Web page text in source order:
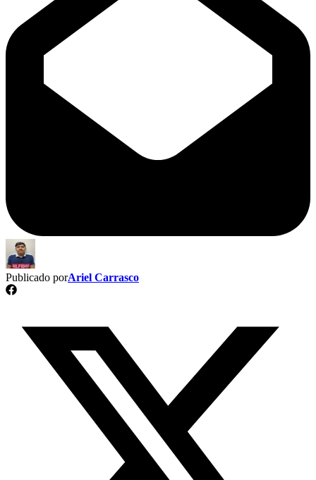
Publicado porAriel Carrasco